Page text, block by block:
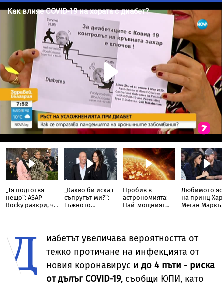
„Тя подготвя
нещо“: A$AP
Rocky разкри, че
„Какво би искал
съпругът ми?“:
Тъжното
Пробив в
астрономията:
Най-мощният
Любимото
на принц
Меган
Д
иабетът увеличава вероятността от
тежко протичане на инфекцията от
новия коронавирус и до 4 пъти - риска
от дълъг COVID-19, съобщи ЮПИ, като